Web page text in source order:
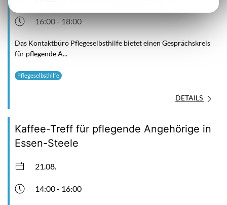
16:00 - 18:00
Das Kontaktbüro Pflegeselbsthilfe bietet einen Gesprächskreis
für pflegende A...
Pflegeselbsthilfe
DETAILS
Kaffee-Treff für pflegende Angehörige in
Essen-Steele
21.08.
14:00 - 16:00